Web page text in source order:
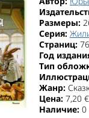
Размеры:
Серия:
Страниц:
Год
Тип
Жанр:
Цена: 7,20 €
Наличие: 0